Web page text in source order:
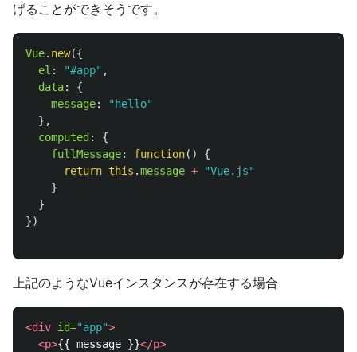
げることができそうです。
Vue. new({
el : "#app" ,
data:
{
message: " hello"
},
computed :
{
fullMessage: function()
{
return this .message + "Vue.js"
}
}
})
上記のようなVueインスタンスが存在する場合
<div id="app">
<p>{{ message }}</p>